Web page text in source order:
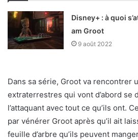
Disney+ : à quoi
am Groot
9 août 2022
Dans sa série, Groot va rencontrer
extraterrestres qui vont d’abord se
l’attaquant avec tout ce qu’ils ont.
par vénérer Groot après qu’il ait
feuille d’arbre qu’ils peuvent